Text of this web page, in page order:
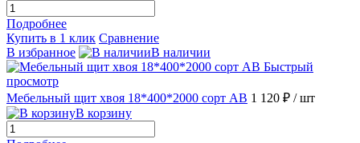
Подробнее
Купить в 1 клик Сравнение
В избранное
В наличии
Быстрый
просмотр
Мебельный щит хвоя 18*400*2000 сорт АВ 1 120 ₽ / шт
В корзину